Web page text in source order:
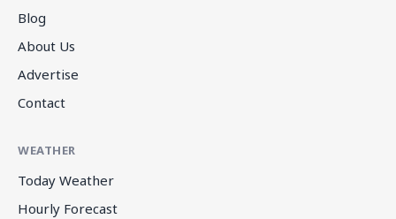
Blog
About Us
Advertise
Contact
WEATHER
Today Weather
Hourly Forecast